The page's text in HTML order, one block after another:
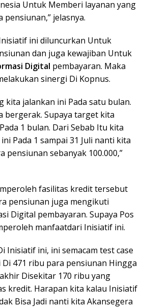
Untuk Memberi layanan yang
jelasnya.
ini diluncurkan Untuk
dan juga kewajiban Untuk
Digital pembayaran. Maka
sinergi Di Kopnus.
kita jalankan ini Pada satu bulan.
bergerak. Supaya target kita
1 bulan. Dari Sebab Itu kita
Pada 1 sampai 31 Juli nanti kita
pensiunan sebanyak 100.000,”
fasilitas kredit tersebut
pensiunan juga mengikuti
Digital pembayaran. Supaya Pos
manfaatdari Inisiatif ini.
Inisiatif ini, ini semacam test case
Di 471 ribu para pensiunan Hingga
Disekitar 170 ribu yang
kredit. Harapan kita kalau Inisiatif
Bisa Jadi nanti kita Akansegera